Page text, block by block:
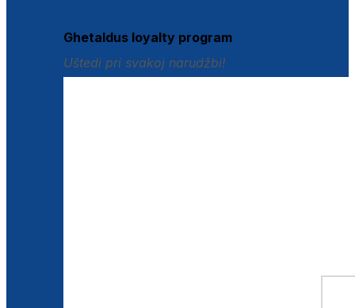
Ghetaldus loyalty program
Uštedi pri svakoj narudžbi!